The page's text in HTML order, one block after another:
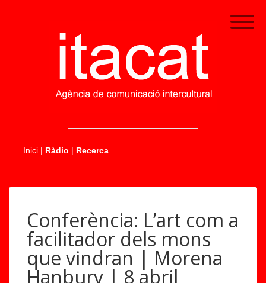
Inici | Ràdio | Recerca
Conferència: L’art com a
facilitador dels mons
que vindran | Morena
Hanbury | 8 abril